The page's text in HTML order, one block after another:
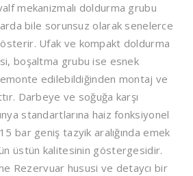
mekanizmalı doldurma grubu
bile sorunsuz olarak senelerce
Ufak ve kompakt doldurma
boşaltma grubu ise esnek
edilebildiğinden montaj ve
Darbeye ve soğuğa karşı
standartlarına haiz fonksiyonel
bar geniş tazyik aralığında emek
üstün kalitesinin göstergesidir.
Rezervuar hususi ve detaycı bir